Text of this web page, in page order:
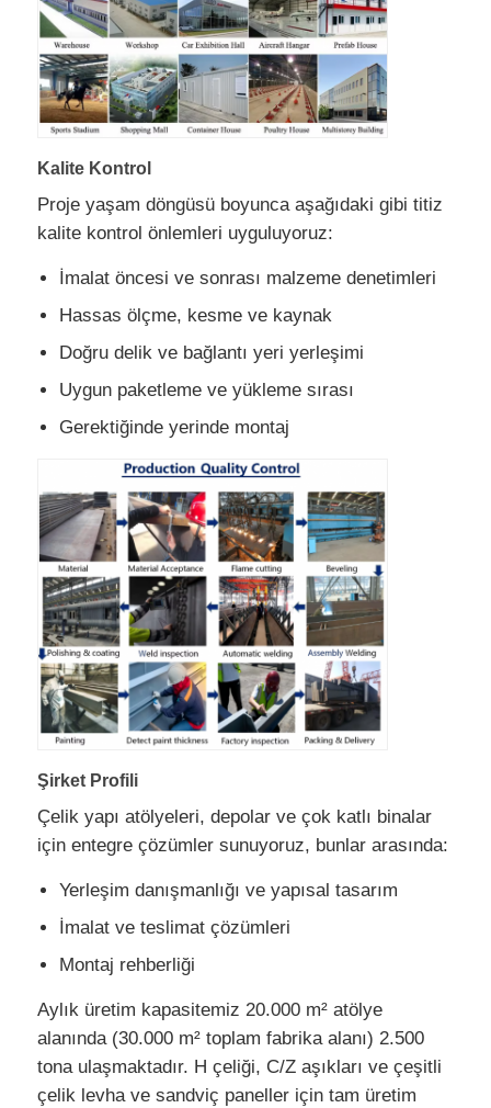
Kalite Kontrol
Proje yaşam döngüsü boyunca aşağıdaki gibi titiz
kalite kontrol önlemleri uyguluyoruz:
İmalat öncesi ve sonrası malzeme denetimleri
Hassas ölçme, kesme ve kaynak
Doğru delik ve bağlantı yeri yerleşimi
Uygun paketleme ve yükleme sırası
Gerektiğinde yerinde montaj
Şirket Profili
Çelik yapı atölyeleri, depolar ve çok katlı binalar
için entegre çözümler sunuyoruz, bunlar arasında:
Yerleşim danışmanlığı ve yapısal tasarım
İmalat ve teslimat çözümleri
Montaj rehberliği
Aylık üretim kapasitemiz 20.000 m² atölye
alanında (30.000 m² toplam fabrika alanı) 2.500
tona ulaşmaktadır. H çeliği, C/Z aşıkları ve çeşitli
çelik levha ve sandviç paneller için tam üretim